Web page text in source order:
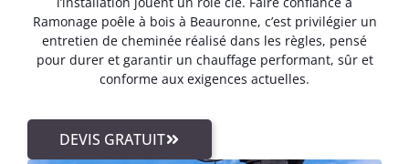
Ramonage poêle à bois à Beauronne, c’est privilégier un
entretien de cheminée réalisé dans les règles, pensé
pour durer et garantir un chauffage performant, sûr et
conforme aux exigences actuelles.
DEVIS GRATUIT